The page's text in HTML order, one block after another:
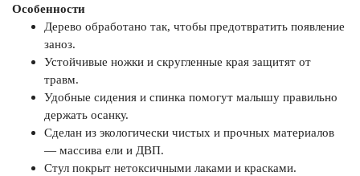
Особенности
Дерево обработано так, чтобы предотвратить появление
заноз.
Устойчивые ножки и скругленные края защитят от
травм.
Удобные сидения и спинка помогут малышу правильно
держать осанку.
Сделан из экологически чистых и прочных материалов
— массива ели и ДВП.
Стул покрыт нетоксичными лаками и красками.